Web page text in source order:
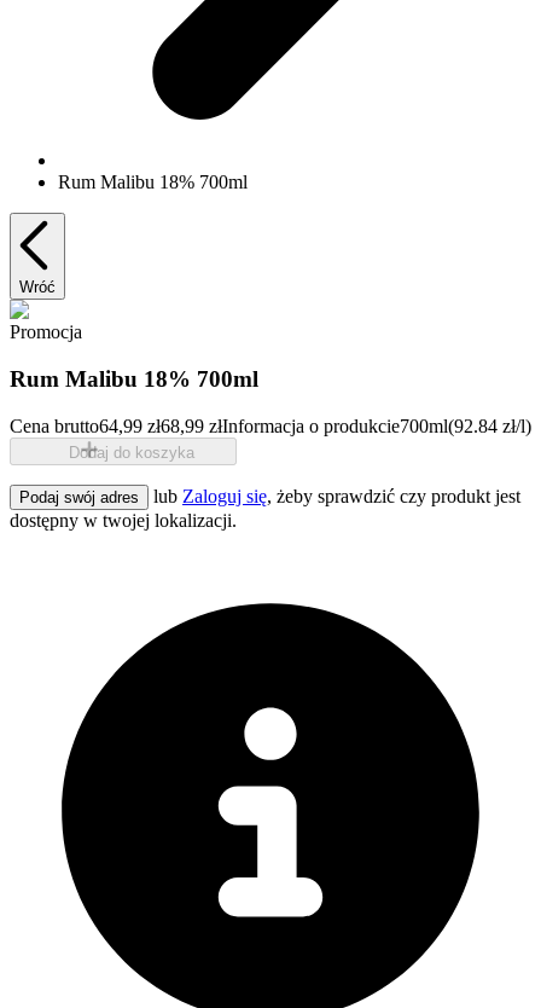
Rum Malibu 18% 700ml
Wróć
Promocja
Rum Malibu 18% 700ml
Cena brutto64,99 zł68,99 złInformacja o produkcie700ml(92.84 zł/l)
Dodaj do koszyka
Podaj swój adres lub Zaloguj się, żeby sprawdzić czy produkt jest
dostępny w twojej lokalizacji.